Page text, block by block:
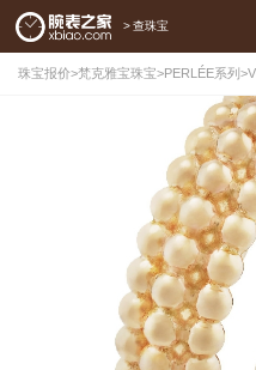
> 查珠宝
珠宝报价>梵克雅宝珠宝>PERLÉE系列 >